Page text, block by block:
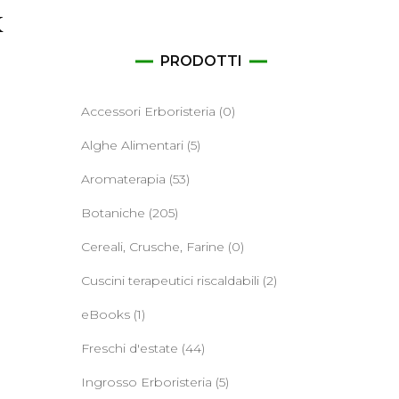
PRODOTTI
Accessori Erboristeria (0)
Alghe Alimentari (5)
Aromaterapia (53)
Botaniche (205)
Cereali, Crusche, Farine (0)
Cuscini terapeutici riscaldabili (2)
eBooks (1)
Freschi d'estate (44)
Ingrosso Erboristeria (5)